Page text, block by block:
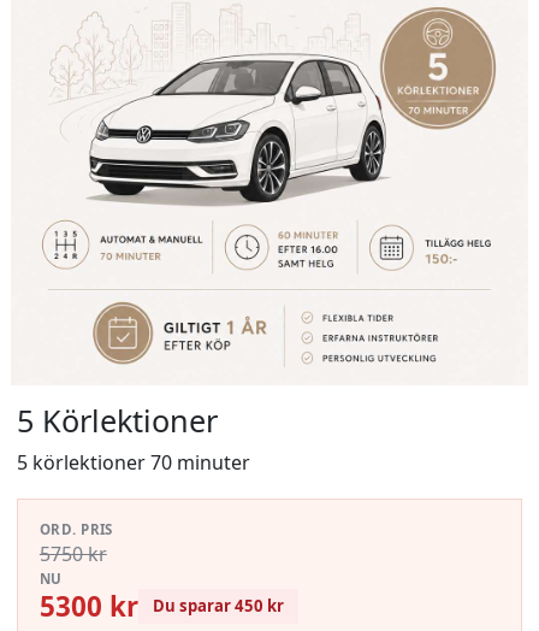
5 Körlektioner
5 körlektioner 70 minuter
ORD. PRIS
5750 kr
NU
5300 kr Du sparar 450 kr